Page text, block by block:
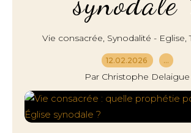
Vie consacrée, Synodalité - Eglise,
12.02.2026 …
Par Christophe Delaigue